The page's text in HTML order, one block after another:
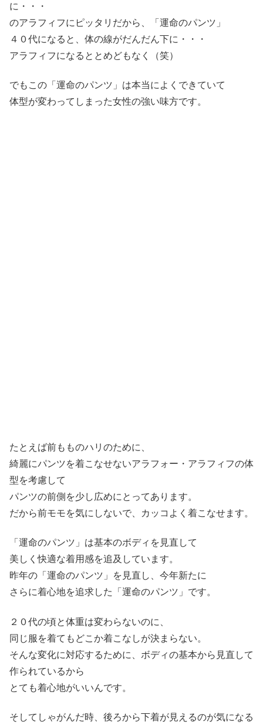
に・・・
のアラフィフにピッタリだから、「運命のパンツ」
４０代になると、体の線がだんだん下に・・・
アラフィフになるととめどもなく（笑）
でもこの「運命のパンツ」は本当によくできていて
体型が変わってしまった女性の強い味方です。
たとえば前もものハリのために、
綺麗にパンツを着こなせないアラフォー・アラフィフの体
型を考慮して
パンツの前側を少し広めにとってあります。
だから前モモを気にしないで、カッコよく着こなせます。
「運命のパンツ」は基本のボディを見直して
美しく快適な着用感を追及しています。
昨年の「運命のパンツ」を見直し、今年新たに
さらに着心地を追求した「運命のパンツ」です。
２０代の頃と体重は変わらないのに、
同じ服を着てもどこか着こなしが決まらない。
そんな変化に対応するために、ボディの基本から見直して
作られているから
とても着心地がいいんです。
そしてしゃがんだ時、後ろから下着が見えるのが気になる